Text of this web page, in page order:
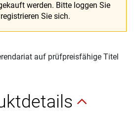
werden. Bitte loggen Sie
Sie sich.
auf prüfpreisfähige Titel